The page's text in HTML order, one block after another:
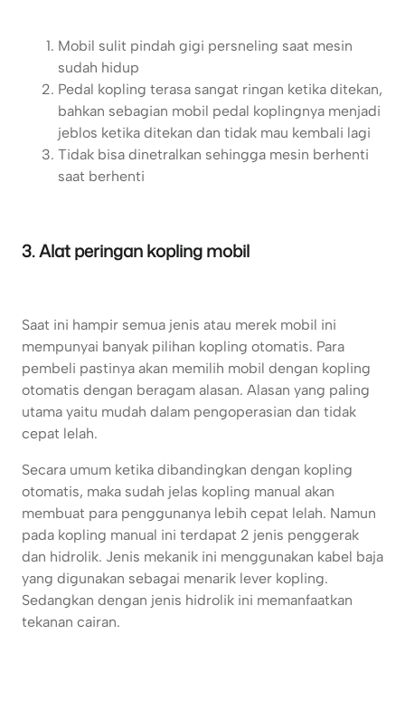
Mobil sulit pindah gigi persneling saat mesin
sudah hidup
Pedal kopling terasa sangat ringan ketika ditekan,
bahkan sebagian mobil pedal koplingnya menjadi
jeblos ketika ditekan dan tidak mau kembali lagi
Tidak bisa dinetralkan sehingga mesin berhenti
saat berhenti
3. Alat peringan kopling mobil
Saat ini hampir semua jenis atau merek mobil ini
mempunyai banyak pilihan kopling otomatis. Para
pembeli pastinya akan memilih mobil dengan kopling
otomatis dengan beragam alasan. Alasan yang paling
utama yaitu mudah dalam pengoperasian dan tidak
cepat lelah.
Secara umum ketika dibandingkan dengan kopling
otomatis, maka sudah jelas kopling manual akan
membuat para penggunanya lebih cepat lelah. Namun
pada kopling manual ini terdapat 2 jenis penggerak
dan hidrolik. Jenis mekanik ini menggunakan kabel baja
yang digunakan sebagai menarik lever kopling.
Sedangkan dengan jenis hidrolik ini memanfaatkan
tekanan cairan.